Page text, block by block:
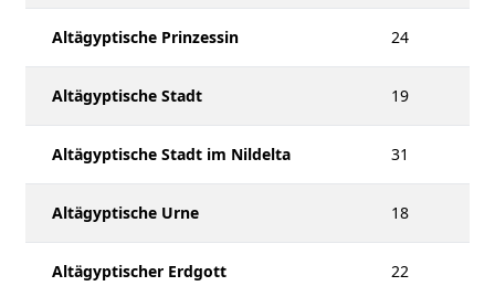
Altägyptische Prinzessin 24
Altägyptische Stadt 19
Altägyptische Stadt im Nildelta 31
Altägyptische Urne 18
Altägyptischer Erdgott 22